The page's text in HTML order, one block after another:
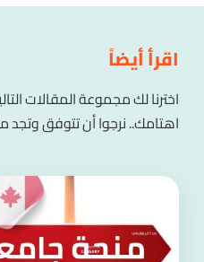
اقرأ أيضاً
اخترنا لك مجموعة المقالات
اهتامك.. نرجوا أن تتوفق وتجد